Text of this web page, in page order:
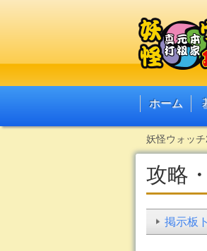
ホーム
妖怪ウォッ
攻略
掲示板